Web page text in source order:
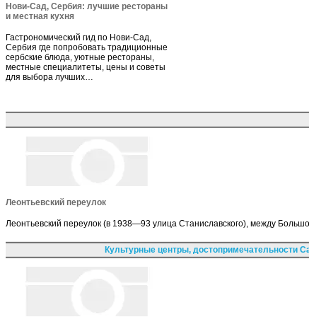
Нови-Сад, Сербия: лучшие рестораны
и местная кухня
Гастрономический гид по Нови-Сад,
Сербия где попробовать традиционные
сербские блюда, уютные рестораны,
местные специалитеты, цены и советы
для выбора лучших…
Леонтьевский переулок
Леонтьевский переулок (в 1938—93 улица Станиславского), между
Культурные центры, достопримечательности